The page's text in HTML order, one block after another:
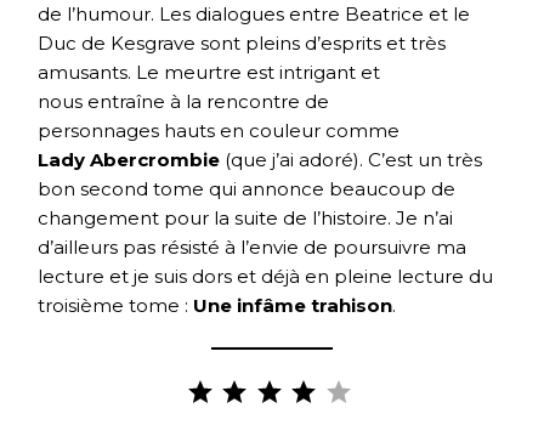
de l’humour. Les dialogues entre Beatrice et le
Duc de Kesgrave sont pleins d’esprits et très
amusants. Le meurtre est intrigant et
nous entraîne à la rencontre de
personnages hauts en couleur comme
Lady Abercrombie (que j’ai adoré). C’est un très
bon second tome qui annonce beaucoup de
changement pour la suite de l’histoire. Je n’ai
d’ailleurs pas résisté à l’envie de poursuivre ma
lecture et je suis dors et déjà en pleine lecture du
troisième tome : Une infâme trahison.